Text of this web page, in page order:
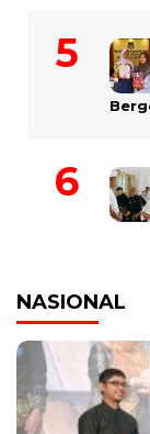
NASIONAL